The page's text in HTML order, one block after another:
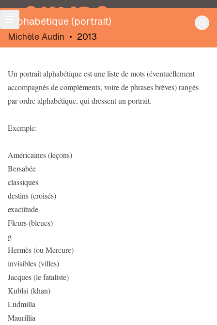
OULIPO
Alphabétique (portrait)
Michèle Audin • 2013
Un portrait alphabétique est une liste de mots (éventuellement
accompagnés de compléments, voire de phrases brèves) rangés
par ordre alphabétique, qui dressent un portrait.
Exemple:
Américaines (leçons)
Bersabée
classiques
destins (croisés)
exactitude
Fleurs (bleues)
g
Hermès (ou Mercure)
invisibles (villes)
Jacques (le fataliste)
Kublai (khan)
Ludmilla
Maurillia